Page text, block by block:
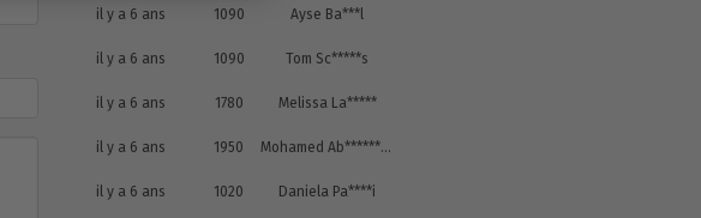
il y a 6 ans 1090 Ayse Ba***l
il y a 6 ans 1090 Tom Sc*****s
il y a 6 ans 1780 Melissa La*****
il y a 6 ans 1950 Mohamed Ab*********d
il y a 6 ans 1020 Daniela Pa****i